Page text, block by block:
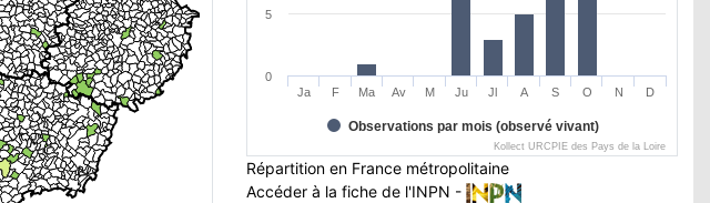
Observations par mois (observé vivant)
Ja F Ma Av M Ju Jl A S O N D
0
5
Kollect URCPIE des Pays de la Loire
Répartition en France métropolitaine
Accéder à la fiche de l'INPN -